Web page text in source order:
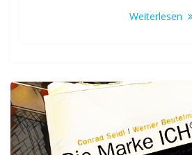
Weiterlesen